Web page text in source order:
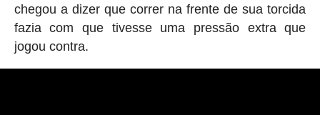
chegou a dizer que correr na frente de sua torcida
fazia com que tivesse uma pressão extra que
jogou contra.